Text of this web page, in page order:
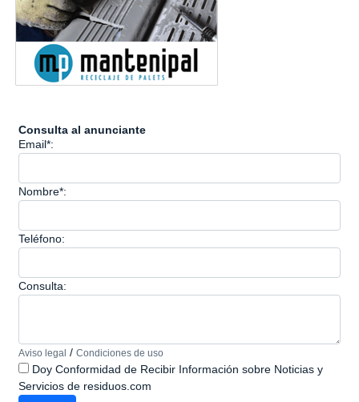
Consulta al anunciante
Email*:
Nombre*:
Teléfono:
Consulta:
Aviso legal / Condiciones de uso
Doy Conformidad de Recibir Información sobre Noticias y
Servicios de residuos.com